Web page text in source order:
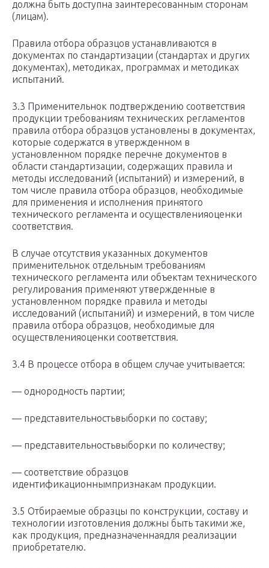
должна быть доступна заинтересованным сторонам
(лицам).
Правила отбора образцов устанавливаются в
документах по стандартизации (стандартах и других
документах), методиках, программах и методиках
испытаний.
3.3 Применительнок подтверждению соответствия
продукции требованиям технических регламентов
правила отбора образцов установлены в документах,
которые содержатся в утвержденном в
установленном порядке перечне документов в
области стандартизации, содержащих правила и
методы исследований (испытаний) и измерений, в
том числе правила отбора образцов, необходимые
для применения и исполнения принятого
технического регламента и осуществленияоценки
соответствия.
В случае отсутствия указанных документов
применительнок отдельным требованиям
технического регламента или объектам технического
регулирования применяют утвержденные в
установленном порядке правила и методы
исследований (испытаний) и измерений, в том числе
правила отбора образцов, необходимые для
осуществленияоценки соответствия.
3.4 В процессе отбора в общем случае учитывается:
— однородность партии;
— представительностьвыборки по составу;
— представительностьвыборки по количеству;
— соответствие образцов
идентификационнымпризнакам продукции.
3.5 Отбираемые образцы по конструкции, составу и
технологии изготовления должны быть такими же,
как продукция, предназначеннаядля реализации
приобретателю.